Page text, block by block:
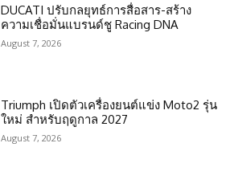
DUCATI ปรับกลยุทธ์การสื่อสาร-สร้าง
ความเชื่อมั่นแบรนด์ชู Racing DNA
August 7, 2026
Triumph เปิดตัวเครื่องยนต์แข่ง Moto2 รุ่น
ใหม่ สำหรับฤดูกาล 2027
August 7, 2026